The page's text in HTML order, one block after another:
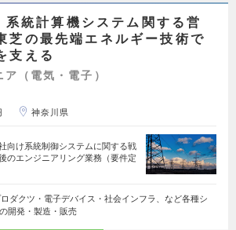
系統計算機システム関する営
芝の最先端エネルギー技術で
支える
（電気・電子）
神奈川県
向け系統制御システムに関する戦
のエンジニアリング業務（要件定
ダクツ・電子デバイス・社会インフラ、など各種シ
開発・製造・販売